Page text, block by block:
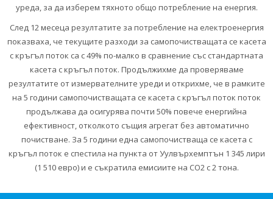
уреда, за да изберем тяхното общо потребление на енергия.
След 12 месеца резултатите за потребление на електроенергия
показваха, че текущите разходи за самопочистващата се касета
с кръгъл поток са с 49% по-малко в сравнение със стандартната
касета с кръгъл поток. Продължихме да проверяваме
резултатите от измервателните уреди и открихме, че в рамките
на 5 години самопочистващата се касета с кръгъл поток поток
продължава да осигурява почти 50% повече енергийна
ефективност, отколкото същия агрегат без автоматично
почистване. За 5 години една самопочистваща се касета с
кръгъл поток е спестила на пункта от Уулвърхемптън 1 345 лири
(1 510 евро) и е съкратила емисиите на CO2 с 2 тона.